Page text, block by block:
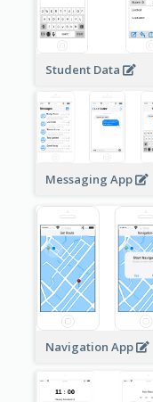
Student Data
Messaging App
Navigation App